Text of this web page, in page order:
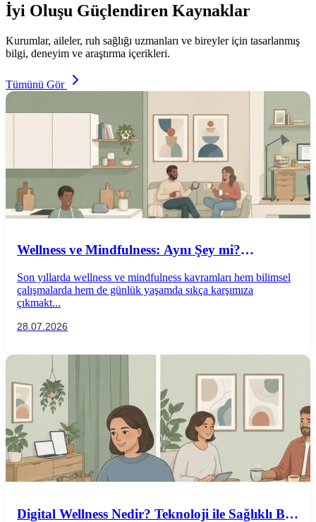
İyi Oluşu Güçlendiren Kaynaklar
Kurumlar, aileler, ruh sağlığı uzmanları ve bireyler için tasarlanmış
bilgi, deneyim ve araştırma içerikleri.
Tümünü Gör
Wellness ve Mindfulness: Aynı Şey mi?
Son yıllarda wellness ve mindfulness kavramları hem bilimsel
çalışmalarda hem de günlük yaşamda sıkça karşımıza
çıkmakt...
28.07.2026
Digital Wellness Nedir? Teknoloji ile Sağlıklı Bir